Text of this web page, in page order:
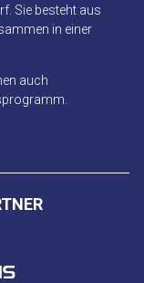
Sie besteht aus
in einer
auch